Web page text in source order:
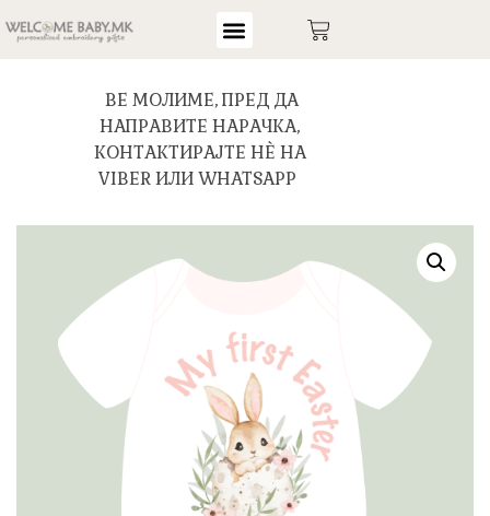
ВЕ МОЛИМЕ, ПРЕД ДА
НАПРАВИТЕ НАРАЧКА,
КОНТАКТИРАЈТЕ НЀ НА
VIBER ИЛИ WHATSAPP